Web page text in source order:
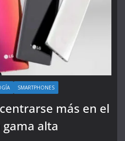
SMARTPHONES
más en el
alta